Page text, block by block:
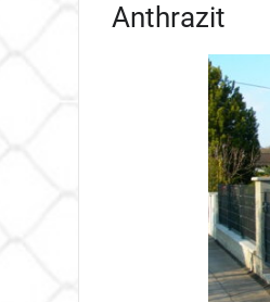
Anthrazit